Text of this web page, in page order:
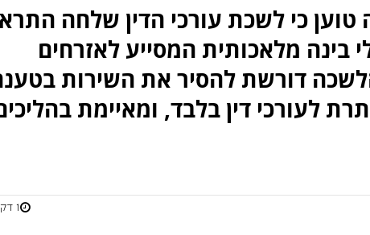
כי לשכת עורכי הדין שלחה
בינה מלאכותית המסייע לאזרחים
דורשת להסיר את השירות
לעורכי דין בלבד, ומאיימת
1 דקות